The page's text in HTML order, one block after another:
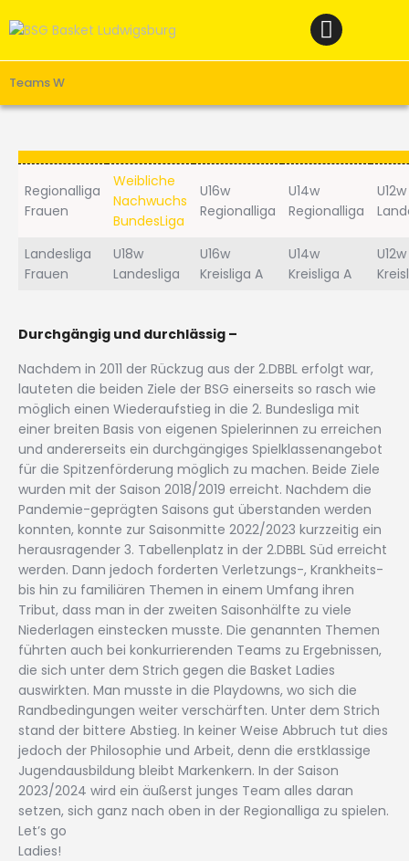
Teams W
Teams M
Spielbetrieb
Unterstützen
Links
Regionalliga
Frauen
Weibliche
Nachwuchs
BundesLiga
U16w
Regionalliga
U14w
Regionalliga
U12w
Landesliga
Frauen
U18w
Landesliga
U16w
Kreisliga A
U14w
Kreisliga A
U12w
Durchgängig und durchlässig –
Nachdem in 2011 der Rückzug aus der 2.DBBL erfolgt war,
lauteten die beiden Ziele der BSG einerseits so rasch wie
möglich einen Wiederaufstieg in die 2. Bundesliga mit
einer breiten Basis von eigenen Spielerinnen zu erreichen
und andererseits ein durchgängiges Spielklassenangebot
für die Spitzenförderung möglich zu machen. Beide Ziele
wurden mit der Saison 2018/2019 erreicht. Nachdem die
Pandemie-geprägten Saisons gut überstanden werden
konnten, konnte zur Saisonmitte 2022/2023 kurzzeitig ein
herausragender 3. Tabellenplatz in der 2.DBBL Süd erreicht
werden. Dann jedoch forderten Verletzungs-, Krankheits-
bis hin zu familiären Themen in einem Umfang ihren
Tribut, dass man in der zweiten Saisonhälfte zu viele
Niederlagen einstecken musste. Die genannten Themen
führten auch bei konkurrierenden Teams zu Ergebnissen,
die sich unter dem Strich gegen die Basket Ladies
auswirkten. Man musste in die Playdowns, wo sich die
Randbedingungen weiter verschärften. Unter dem Strich
stand der bittere Abstieg. In keiner Weise Abbruch tut dies
jedoch der Philosophie und Arbeit, denn die erstklassige
Jugendausbildung bleibt Markenkern. In der Saison
2023/2024 wird ein äußerst junges Team alles daran
setzen, sich ganz nach oben in der Regionalliga zu spielen.
Let’s go
Ladies!